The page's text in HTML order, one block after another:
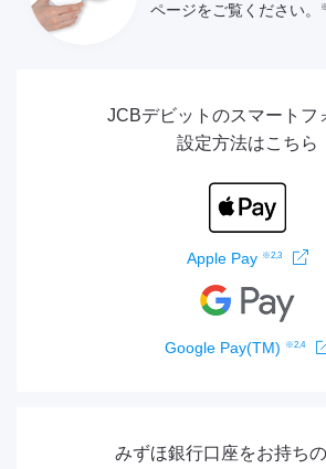
ページをご覧ください。
JCBデビットのスマートフ
設定方法はこちら
Apple Pay ※2,3
Google Pay(TM) ※2,4
みずほ銀行口座をお持ちの